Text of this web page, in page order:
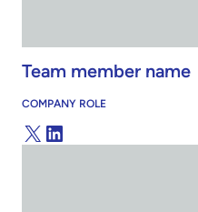
Team member name
COMPANY ROLE
X LinkedIn